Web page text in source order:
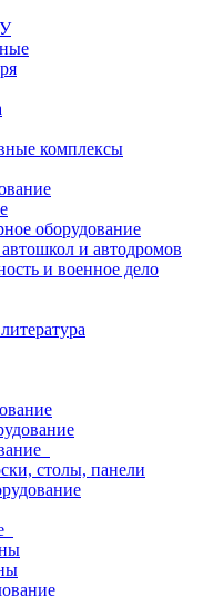
комплексы
оборудование
и автодромов
и военное дело
столы, панели